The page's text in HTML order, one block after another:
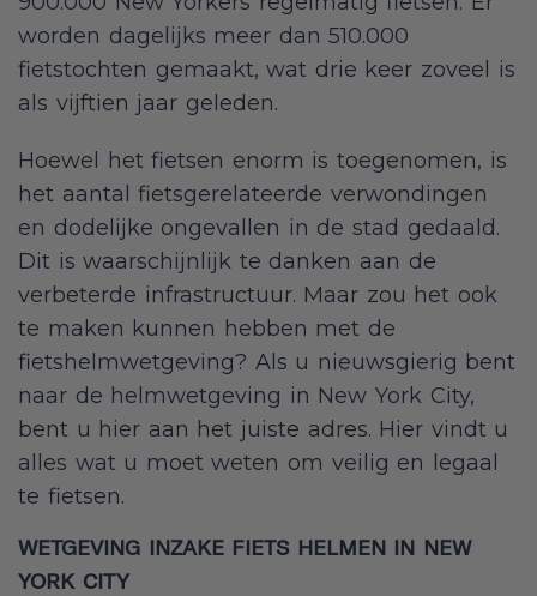
worden dagelijks meer dan 510.000
fietstochten gemaakt, wat drie keer zoveel is
als vijftien jaar geleden.
Hoewel het fietsen enorm is toegenomen, is
het aantal fietsgerelateerde verwondingen
en dodelijke ongevallen in de stad gedaald.
Dit is waarschijnlijk te danken aan de
verbeterde infrastructuur. Maar zou het ook
te maken kunnen hebben met de
fietshelmwetgeving? Als u nieuwsgierig bent
naar de helmwetgeving in New York City,
bent u hier aan het juiste adres. Hier vindt u
alles wat u moet weten om veilig en legaal
te fietsen.
WETGEVING INZAKE FIETS HELMEN IN NEW
YORK CITY